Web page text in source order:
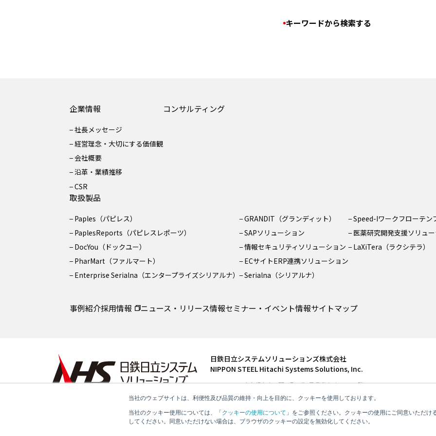
当社のウェブサイトは、利便性及び品質の維持・向上を目的に、クッキーを使用しております。
当社のクッキー使用については、「クッキーの使用について 」をご参照ください。クッキーの使用にご同意いただ
してください。同意いただけない場合は、ブラウザのクッキーの設定を無効化してください。
キーワードから検索する
企業情報
社長メッセージ
経営理念・大切にする価値観
会社概要
沿革・業績推移
CSR
コンサルティング
取扱製品
Paples（パピレス）
PaplesReports（パピレスレポーツ）
DocYou（ドックユー）
PharMart（ファルマート）
Enterprise Serialna（エンタープライズシリアルナ）
GRANDIT（グランディット）
SAPソリューション
情報セキュリティソリューション
ECサイトERP連携ソリューション
Serialna（シリアルナ）
Speed-Iワークフローテン
医薬研究開発支援ソリュ
LaXiTera（ラクシテラ）
事例紹介採用情報 ニュース・リリース情報セミナー・イベント情報サイトマップ
日鉄日立システムソリューションズ株式会社
NIPPON STEEL Hitachi Systems Solutions, Inc.
〒104-6591 東京都中央区明石町8番1号 聖路加タワー26階
Tel: 03-3544-7800 Fax: 03-3544-7900